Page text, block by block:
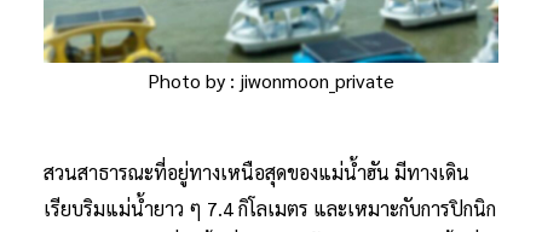
Photo by : jiwonmoon_private
สวนสาธารณะที่อยู่ทางเหนือสุดของแม่น้ำฮัน มีทางเดิน
เรียบริมแม่น้ำยาว ๆ 7.4 กิโลเมตร และเหมาะกับการปิกนิก